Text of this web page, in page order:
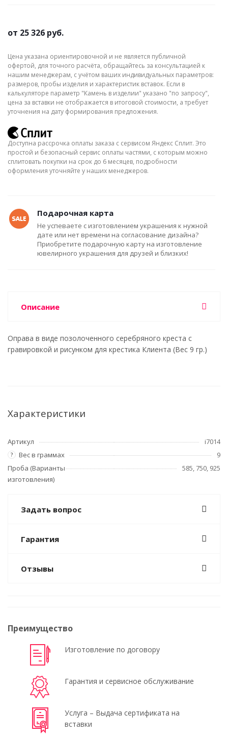
от 25 326 руб.
Цена указана ориентировочной и не является публичной
офертой, для точного расчёта, обращайтесь за консультацией к
нашим менеджерам, с учётом ваших индивидуальных параметров:
размеров, пробы изделия и характеристик вставок. Если в
калькуляторе параметр "Камень в изделии" указано "по запросу",
цена за вставки не отображается в итоговой стоимости, а требует
уточнения на дату формирования предложения.
Доступна рассрочка оплаты заказа с сервисом Яндекс Сплит. Это
простой и безопасный сервис оплаты частями, с которым можно
сплитовать покупки на срок до 6 месяцев, подробности
оформления уточняйте у наших менеджеров.
Подарочная карта
Не успеваете с изготовлением украшения к нужной
дате или нет времени на согласование дизайна?
Приобретите подарочную карту на изготовление
ювелирного украшения для друзей и близких!
Описание
Оправа в виде позолоченного серебряного креста с
гравировкой и рисунком для крестика Клиента (Вес 9 гр.)
Характеристики
Артикул i7014
? Вес в граммах
9
Проба (Варианты
изготовления)
585, 750, 925
Задать вопрос
Гарантия
Отзывы
Преимущество
Изготовление по договору
Гарантия и сервисное обслуживание
Услуга – Выдача сертификата на
вставки